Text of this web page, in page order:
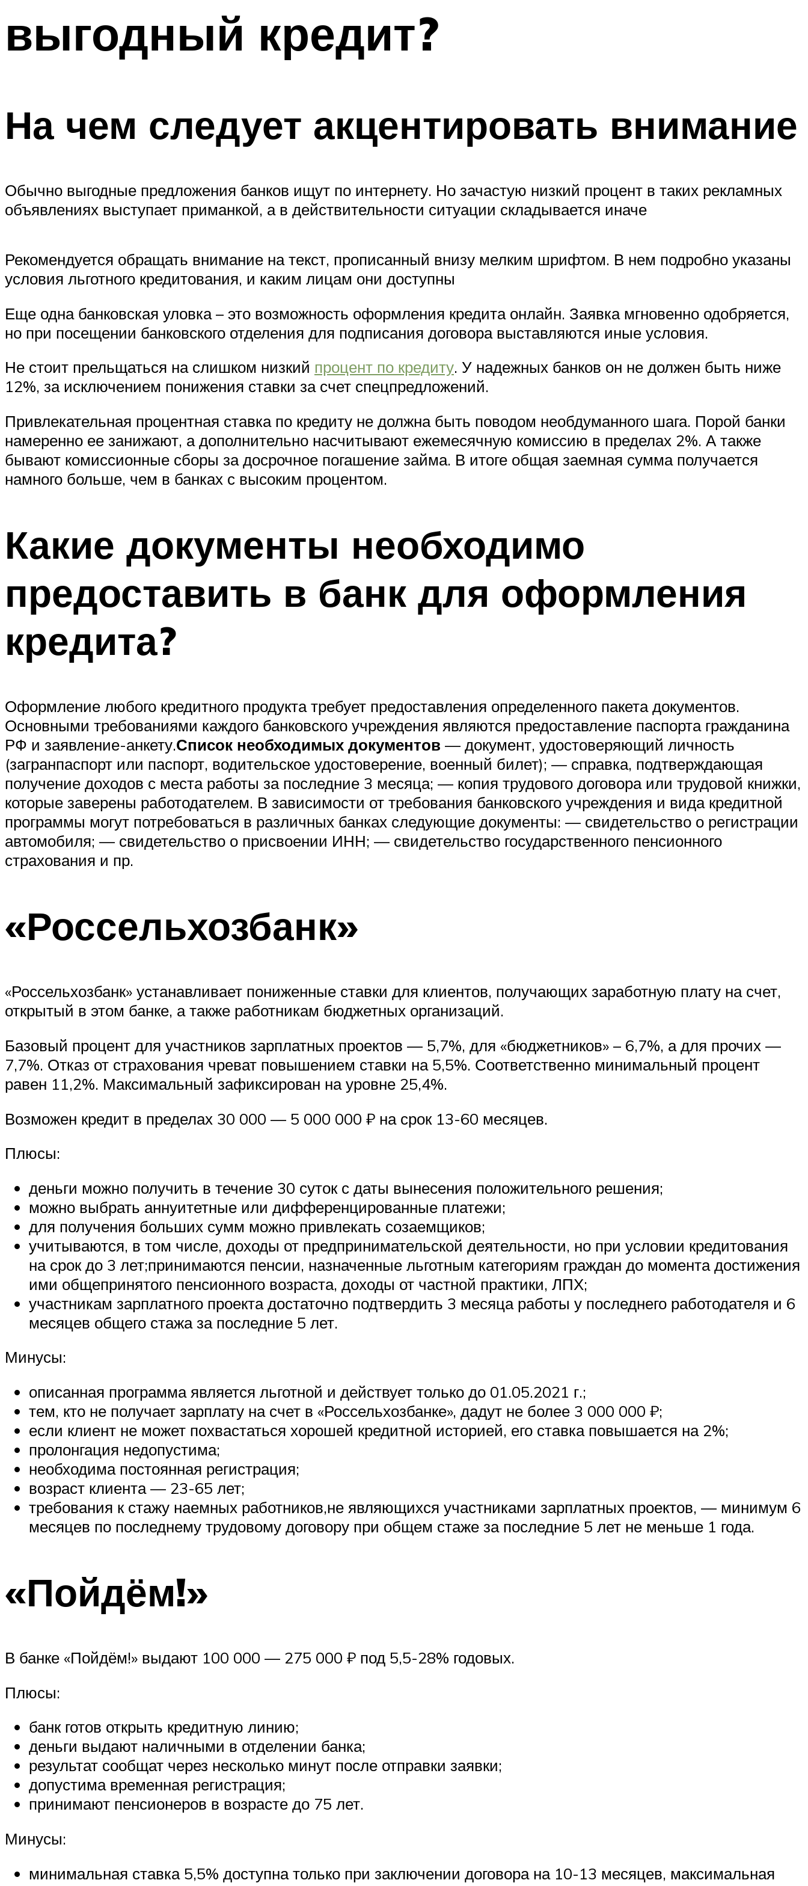
выгодный кредит?
На чем следует акцентировать внимание
Обычно выгодные предложения банков ищут по интернету. Но зачастую низкий процент в таких рекламных
объявлениях выступает приманкой, а в действительности ситуации складывается иначе
Рекомендуется обращать внимание на текст, прописанный внизу мелким шрифтом. В нем подробно указаны
условия льготного кредитования, и каким лицам они доступны
Еще одна банковская уловка – это возможность оформления кредита онлайн. Заявка мгновенно одобряется,
но при посещении банковского отделения для подписания договора выставляются иные условия.
Не стоит прельщаться на слишком низкий процент по кредиту. У надежных банков он не должен быть ниже
12%, за исключением понижения ставки за счет спецпредложений.
Привлекательная процентная ставка по кредиту не должна быть поводом необдуманного шага. Порой банки
намеренно ее занижают, а дополнительно насчитывают ежемесячную комиссию в пределах 2%. А также
бывают комиссионные сборы за досрочное погашение займа. В итоге общая заемная сумма получается
намного больше, чем в банках с высоким процентом.
Какие документы необходимо
предоставить в банк для оформления
кредита?
Оформление любого кредитного продукта требует предоставления определенного пакета документов.
Основными требованиями каждого банковского учреждения являются предоставление паспорта гражданина
РФ и заявление-анкету.Список необходимых документов — документ, удостоверяющий личность
(загранпаспорт или паспорт, водительское удостоверение, военный билет); — справка, подтверждающая
получение доходов с места работы за последние 3 месяца; — копия трудового договора или трудовой книжки,
которые заверены работодателем. В зависимости от требования банковского учреждения и вида кредитной
программы могут потребоваться в различных банках следующие документы: — свидетельство о регистрации
автомобиля; — свидетельство о присвоении ИНН; — свидетельство государственного пенсионного
страхования и пр.
«Россельхозбанк»
«Россельхозбанк» устанавливает пониженные ставки для клиентов, получающих заработную плату на счет,
открытый в этом банке, а также работникам бюджетных организаций.
Базовый процент для участников зарплатных проектов — 5,7%, для «бюджетников» – 6,7%, а для прочих —
7,7%. Отказ от страхования чреват повышением ставки на 5,5%. Соответственно минимальный процент
равен 11,2%. Максимальный зафиксирован на уровне 25,4%.
Возможен кредит в пределах 30 000 — 5 000 000 ₽ на срок 13-60 месяцев.
Плюсы:
деньги можно получить в течение 30 суток с даты вынесения положительного решения;
можно выбрать аннуитетные или дифференцированные платежи;
для получения больших сумм можно привлекать созаемщиков;
учитываются, в том числе, доходы от предпринимательской деятельности, но при условии кредитования
на срок до 3 лет;принимаются пенсии, назначенные льготным категориям граждан до момента достижения
ими общепринятого пенсионного возраста, доходы от частной практики, ЛПХ;
участникам зарплатного проекта достаточно подтвердить 3 месяца работы у последнего работодателя и 6
месяцев общего стажа за последние 5 лет.
Минусы:
описанная программа является льготной и действует только до 01.05.2021 г.;
тем, кто не получает зарплату на счет в «Россельхозбанке», дадут не более 3 000 000 ₽;
если клиент не может похвастаться хорошей кредитной историей, его ставка повышается на 2%;
пролонгация недопустима;
необходима постоянная регистрация;
возраст клиента — 23-65 лет;
требования к стажу наемных работников,не являющихся участниками зарплатных проектов, — минимум 6
месяцев по последнему трудовому договору при общем стаже за последние 5 лет не меньше 1 года.
«Пойдём!»
В банке «Пойдём!» выдают 100 000 — 275 000 ₽ под 5,5-28% годовых.
Плюсы:
банк готов открыть кредитную линию;
деньги выдают наличными в отделении банка;
результат сообщат через несколько минут после отправки заявки;
допустима временная регистрация;
принимают пенсионеров в возрасте до 75 лет.
Минусы:
минимальная ставка 5,5% доступна только при заключении договора на 10-13 месяцев, максимальная